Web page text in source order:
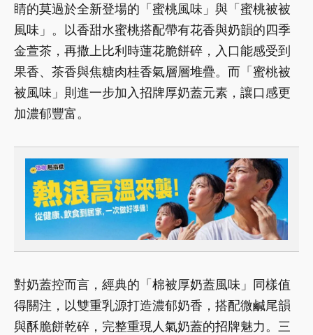
睛的莫過於全新登場的「蜜桃風味」與「蜜桃被被
風味」。以香甜水蜜桃搭配帶有花香與奶韻的四季
金萱茶，再撒上比利時蓮花脆餅碎，入口能感受到
果香、茶香與焦糖肉桂香氣層層堆疊。而「蜜桃被
被風味」則進一步加入招牌厚奶蓋元素，讓口感更
加濃郁豐富。
對奶蓋控而言，經典的「棉被厚奶蓋風味」同樣值
得關注，以雙重乳源打造濃郁奶香，搭配微鹹尾韻
與酥脆餅乾碎，完整重現人氣奶蓋的招牌魅力。三